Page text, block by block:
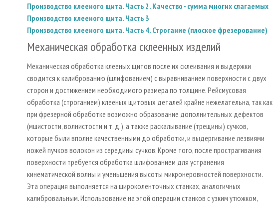
Производство клееного щита. Часть 2. Качество - сумма многих слагаемых
Производство клееного щита. Часть 3
Производство клееного щита. Часть 4. Строгание (плоское фрезерование)
Механическая обработка склеенных изделий
Механическая обработка клееных щитов после их склеивания и выдержки
сводится к калиброванию (шлифованием) с выравниванием поверхности с двух
сторон и достижением необходимого размера по толщине. Рейсмусовая
обработка (строганием) клееных щитовых деталей крайне нежелательна, так как
при фрезерной обработке возможно образование дополнительных дефектов
(мшистости, волнистости и т. д.), а также раскалывание (трещины) сучков,
которые были вполне качественными до обработки, и выдергивание лезвиями
ножей пучков волокон из середины сучков. Кроме того, после прострагивания
поверхности требуется обработка шлифованием для устранения
кинематической волны и уменьшения высоты микронеровностей поверхности.
Эта операция выполняется на широколенточных станках, аналогичных
калибровальным. Использование на этой операции станков с узким утюжком,